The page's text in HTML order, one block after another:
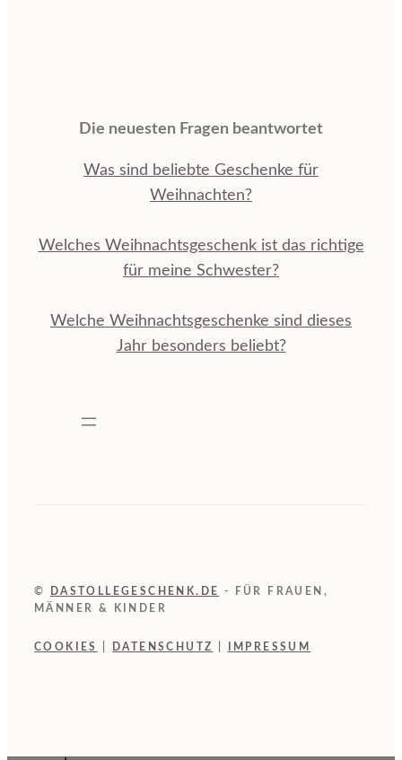
Die neuesten Fragen beantwortet
Was sind beliebte Geschenke für
Weihnachten?
Welches Weihnachtsgeschenk ist das richtige
für meine Schwester?
Welche Weihnachtsgeschenke sind dieses
Jahr besonders beliebt?
© DASTOLLEGESCHENK.DE
- FÜR FRAUEN,
MÄNNER & KINDER
COOKIES DATENSCHUTZ IMPRESSUM